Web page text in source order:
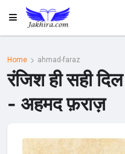
Home ahmad-faraz
रंजिश ही सही
- अहमद फ़राज़